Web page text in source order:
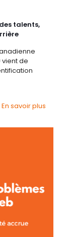
talents,
de
En savoir plus